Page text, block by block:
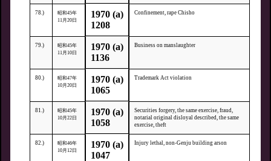
78.)
昭和45年
11月20日
1970 (a)
1208
Confinement, rape Chisho
79.)
昭和45年
11月10日
1970 (a)
1136
Business on manslaughter
80.)
昭和47年
10月20日
1970 (a)
1065
Trademark Act violation
81.)
昭和45年
10月22日
1970 (a)
1058
Securities forgery, the same exercise, fraud,
notarial original disloyal described, the same
exercise, theft
82.)
昭和46年
10月12日
1970 (a)
1047
Injury lethal, non-Genju building arson